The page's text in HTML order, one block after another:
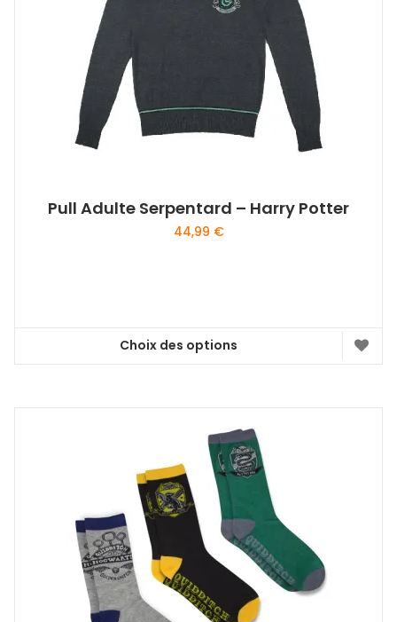
Pull Adulte Serpentard – Harry Potter
44,99 €
Choix des options
Ce
variations.
Les
options
peuvent
être
choisies
sur
la
page